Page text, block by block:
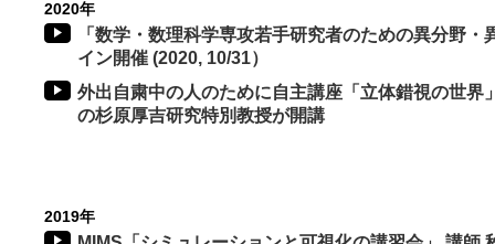
2020年
「数学・数理科学専攻若手研究者のための異分野
イン開催 (2020, 10/31）
外出自粛中の人のために自主講座「立体錯視の世界
の杉原厚吉研究特別教授が開講
2019年